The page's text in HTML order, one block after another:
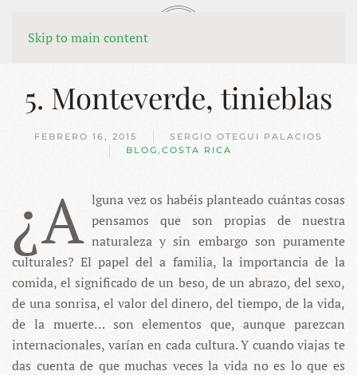
Skip to main content
MENÚ
5. Monteverde, tinieblas
FEBRERO 16, 2015
SERGIO OTEGUI PALACIOS
BLOG, COSTA RICA
¿A lguna vez os habéis planteado cuántas cosas
pensamos que son propias de nuestra
naturaleza y sin embargo son puramente
culturales? El papel del a familia, la importancia de la
comida, el significado de un beso, de un abrazo, del sexo,
de una sonrisa, el valor del dinero, del tiempo, de la vida,
de la muerte… son elementos que, aunque parezcan
internacionales, varían en cada cultura. Y cuando viajas te
das cuenta de que muchas veces la vida no es lo que es